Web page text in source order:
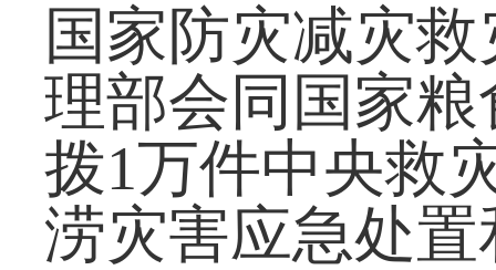
国家防灾减灾
理部会同国家
拨1万件中央救
涝灾害应急处